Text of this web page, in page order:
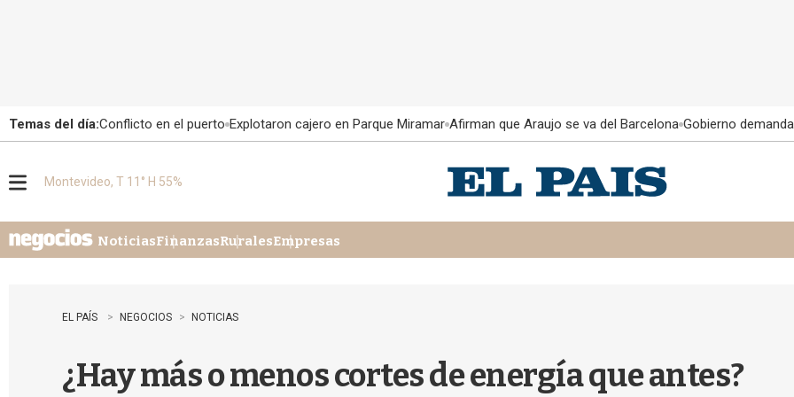
Temas del día:Conflicto en el puerto Explotaron cajero en Parque Miramar Afirman que Araujo se va del Barcelona Gobierno
u
Montevideo, T 11° H 55%
NoticiasFinanzasRuralesEmpresas
EL PAÍS NEGOCIOS NOTICIAS
¿Hay más o menos cortes de energía que antes?